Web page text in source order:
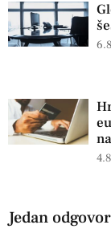
Jedan odgovor